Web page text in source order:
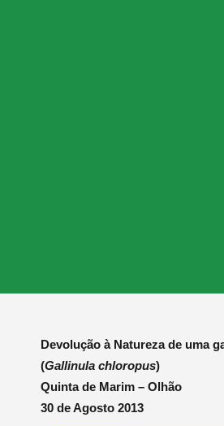
Devolução à Natureza de uma
(Gallinula chloropus)
Quinta de Marim – Olhão
30 de Agosto 2013